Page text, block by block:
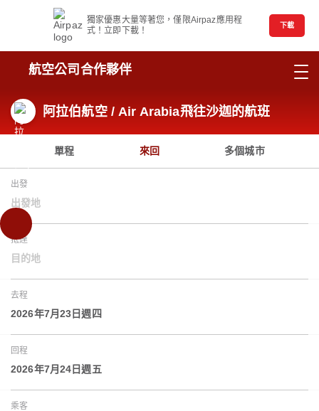
獨家優惠大量等著您，僅限Airpaz應用程
式！立即下載！
下載
航空公司合作夥伴
阿拉伯航空 / Air Arabia飛往沙迦的航班
單程 來回 多個城市
出發
出發地
抵達
目的地
去程
2026年7月23日週四
回程
2026年7月24日週五
乘客